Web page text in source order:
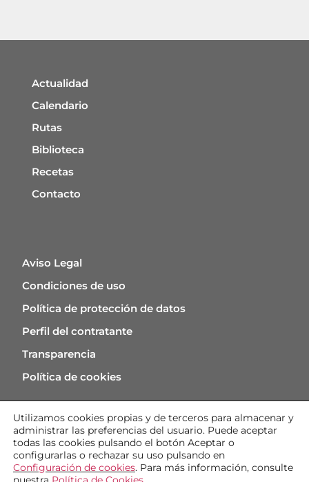
Actualidad
Calendario
Rutas
Biblioteca
Recetas
Contacto
Aviso Legal
Condiciones de uso
Política de protección de datos
Perfil del contratante
Transparencia
Política de cookies
Utilizamos cookies propias y de terceros para almacenar y
administrar las preferencias del usuario. Puede aceptar
todas las cookies pulsando el botón Aceptar o
configurarlas o rechazar su uso pulsando en
Configuración de cookies. Para más información, consulte